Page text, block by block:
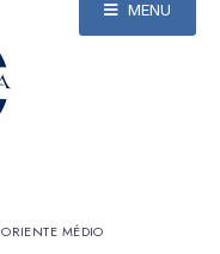
MENU
ORIENTE MÉDIO